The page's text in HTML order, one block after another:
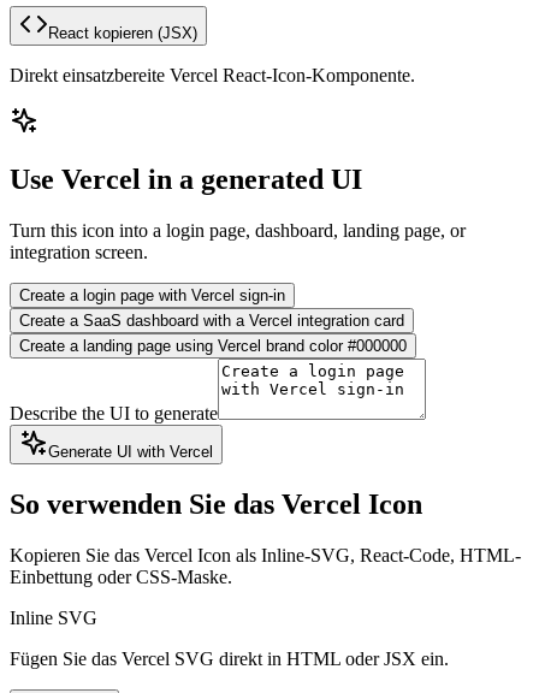
React kopieren (JSX)
Direkt einsatzbereite Vercel React-Icon-Komponente.
Use Vercel in a generated UI
Turn this icon into a login page, dashboard, landing page, or
integration screen.
Create a login page with Vercel sign-in
Create a SaaS dashboard with a Vercel integration card
Create a landing page using Vercel brand color #000000
Describe the UI to generate
Generate UI with Vercel
So verwenden Sie das Vercel Icon
Kopieren Sie das Vercel Icon als Inline-SVG, React-Code, HTML-
Einbettung oder CSS-Maske.
Inline SVG
Fügen Sie das Vercel SVG direkt in HTML oder JSX ein.